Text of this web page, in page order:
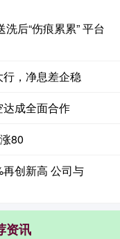
后“伤痕累累” 平台
，净息差企稳
成全面合作
80
创新高 公司与
资讯